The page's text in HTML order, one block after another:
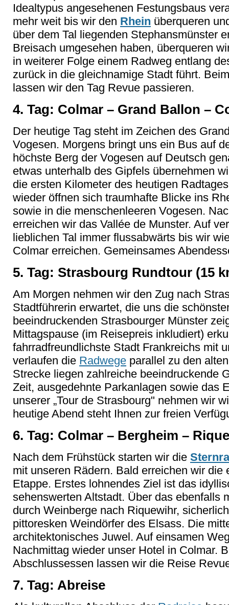
Idealtypus angesehenen Festungsbaus
mehr weit bis wir den Rhein überqueren
über dem Tal liegenden Stephansmünster
Breisach umgesehen haben, überqueren
in weiterer Folge einem Radweg entlang
zurück in die gleichnamige Stadt führt.
lassen wir den Tag Revue passieren.
4. Tag: Colmar – Grand Ballon –
Der heutige Tag steht im Zeichen des
Vogesen. Morgens bringt uns ein Bus auf
höchste Berg der Vogesen auf Deutsch
etwas unterhalb des Gipfels übernehmen
die ersten Kilometer des heutigen
wieder öffnen sich traumhafte Blicke ins
sowie in die menschenleeren Vogesen.
erreichen wir das Vallée de Munster. Auf
lieblichen Tal immer flussabwärts bis wir
Colmar erreichen. Gemeinsames
5. Tag: Strasbourg Rundtour (15
Am Morgen nehmen wir den Zug nach
Stadtführerin erwartet, die uns die
beeindruckenden Strasbourger Münster
Mittagspause (im Reisepreis inkludiert)
fahrradfreundlichste Stadt Frankreichs mit
verlaufen die Radwege parallel zu den
Strecke liegen zahlreiche beeindruckende
Zeit, ausgedehnte Parkanlagen sowie das
unserer „Tour de Strasbourg" nehmen wir
heutige Abend steht Ihnen zur freien
6. Tag: Colmar – Bergheim –
Nach dem Frühstück starten wir die
mit unseren Rädern. Bald erreichen wir die
Etappe. Erstes lohnendes Ziel ist das
sehenswerten Altstadt. Über das ebenfalls
durch Weinberge nach Riquewihr,
pittoresken Weindörfer des Elsass. Die
architektonisches Juwel. Auf einsamen
Nachmittag wieder unser Hotel in Colmar.
Abschlussessen lassen wir die Reise
7. Tag: Abreise